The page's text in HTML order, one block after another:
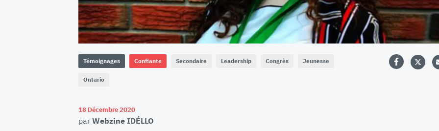
Témoignages Confiante Secondaire Leadership Congrès Jeunesse
Ontario
18 Décembre 2020
par Webzine IDÉLLO